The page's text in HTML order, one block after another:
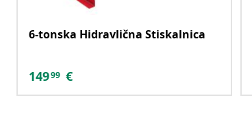
6-tonska Hidravlična Stiskalnica
14999 €